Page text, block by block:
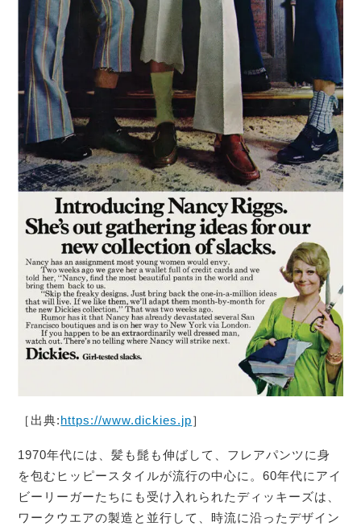
［出典:https://www.dickies.jp］
1970年代には、髪も髭も伸ばして、フレアパンツに身
を包むヒッピースタイルが流行の中心に。60年代にアイ
ビーリーガーたちにも受け入れられたディッキーズは、
ワークウエアの製造と並行して、時流に沿ったデザイン